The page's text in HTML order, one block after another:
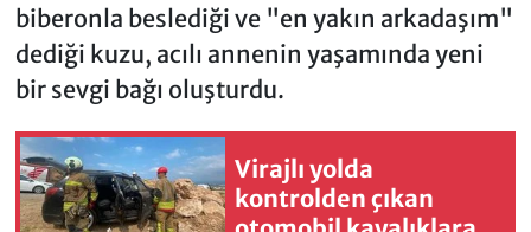
biberonla beslediği ve "en yakın arkadaşım"
dediği kuzu, acılı annenin yaşamında yeni
bir sevgi bağı oluşturdu.
Virajlı yolda
kontrolden çıkan